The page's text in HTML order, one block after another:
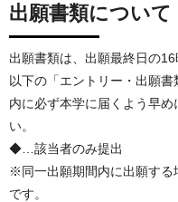
出願書類について
出願書類は、出願最終日の16
以下の「エントリー・出願
内に必ず本学に届くよう早
い。
◆…該当者のみ提出
※同一出願期間内に出願する
です。